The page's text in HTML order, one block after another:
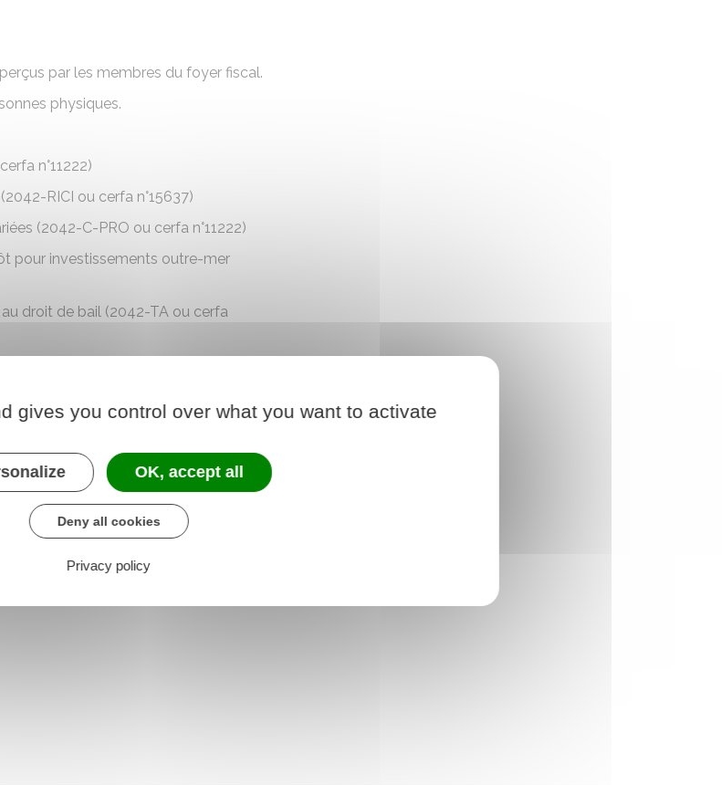
par les membres du foyer fiscal.
physiques.
n°11222)
RICI ou cerfa n°15637)
(2042-C-PRO ou cerfa n°11222)
pour investissements outre-mer
droit de bail (2042-TA ou cerfa
n°50796).
gives you control over what you want to activate
OK, accept all
Deny all cookies
Privacy policy